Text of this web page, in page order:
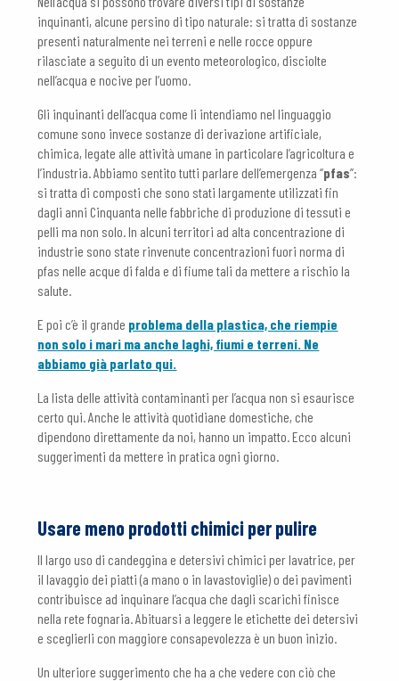
inquinanti, alcune persino di tipo naturale: si tratta di sostanze
presenti naturalmente nei terreni e nelle rocce oppure
rilasciate a seguito di un evento meteorologico, disciolte
nell’acqua e nocive per l’uomo.
Gli inquinanti dell’acqua come li intendiamo nel linguaggio
comune sono invece sostanze di derivazione artificiale,
chimica, legate alle attività umane in particolare l’agricoltura e
l’industria. Abbiamo sentito tutti parlare dell’emergenza “pfas”:
si tratta di composti che sono stati largamente utilizzati fin
dagli anni Cinquanta nelle fabbriche di produzione di tessuti e
pelli ma non solo. In alcuni territori ad alta concentrazione di
industrie sono state rinvenute concentrazioni fuori norma di
pfas nelle acque di falda e di fiume tali da mettere a rischio la
salute.
E poi c’è il grande problema della plastica, che riempie
non solo i mari ma anche laghi, fiumi e terreni. Ne
abbiamo già parlato qui.
La lista delle attività contaminanti per l’acqua non si esaurisce
certo qui. Anche le attività quotidiane domestiche, che
dipendono direttamente da noi, hanno un impatto. Ecco alcuni
suggerimenti da mettere in pratica ogni giorno.
Usare meno prodotti chimici per pulire
Il largo uso di candeggina e detersivi chimici per lavatrice, per
il lavaggio dei piatti (a mano o in lavastoviglie) o dei pavimenti
contribuisce ad inquinare l’acqua che dagli scarichi finisce
nella rete fognaria. Abituarsi a leggere le etichette dei detersivi
e sceglierli con maggiore consapevolezza è un buon inizio.
Un ulteriore suggerimento che ha a che vedere con ciò che